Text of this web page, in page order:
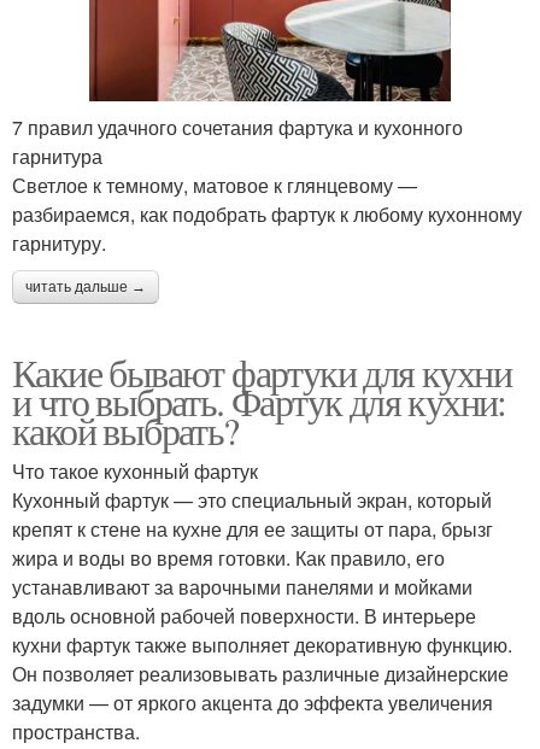
7 правил удачного сочетания фартука и кухонного
гарнитура
Светлое к темному, матовое к глянцевому —
разбираемся, как подобрать фартук к любому кухонному
гарнитуру.
читать дальше →
Какие бывают фартуки для кухни
и что выбрать. Фартук для кухни:
какой выбрать?
Что такое кухонный фартук
Кухонный фартук — это специальный экран, который
крепят к стене на кухне для ее защиты от пара, брызг
жира и воды во время готовки. Как правило, его
устанавливают за варочными панелями и мойками
вдоль основной рабочей поверхности. В интерьере
кухни фартук также выполняет декоративную функцию.
Он позволяет реализовывать различные дизайнерские
задумки — от яркого акцента до эффекта увеличения
пространства.